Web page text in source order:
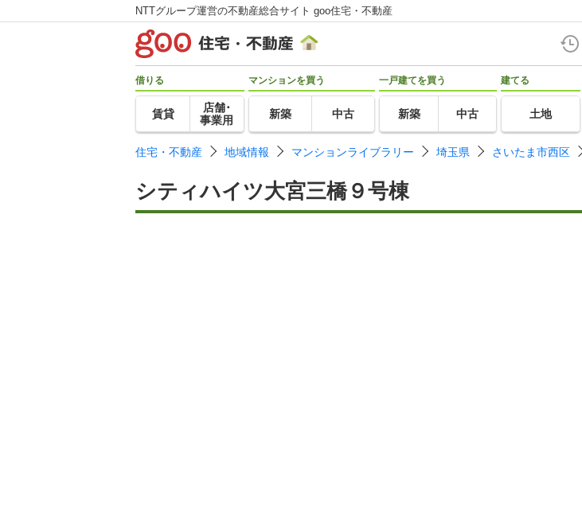
NTTグループ運営の不動産総合サイト goo住宅・不動産
借りる
賃貸
店舗･
事業用
マンションを買う
新築 中古
一戸建てを買う
新築 中古
建てる
土地
住宅・不動産 地域情報 マンションライブラリー 埼玉県 さいたま市西区
シティハイツ大宮三橋９号棟